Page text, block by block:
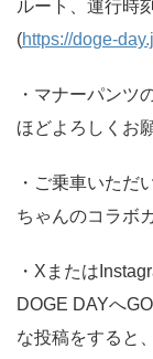
ルート、運行時
(https://doge-
・マナーパンツ
ほどよろしくお
・ご乗車いただ
ちゃんのコラボ
・Xまたは
DOGE DAYへ
な投稿をすると